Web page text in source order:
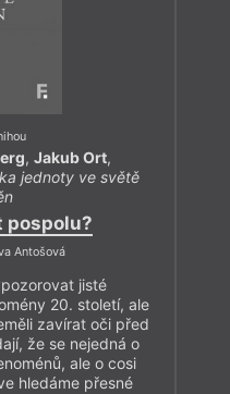
, Jakub Ort,
jednoty ve světě
pospolu?
Antošová
jisté
20. století, ale
zavírat oči před
že se nejedná o
ale o cosi
hledáme přesné